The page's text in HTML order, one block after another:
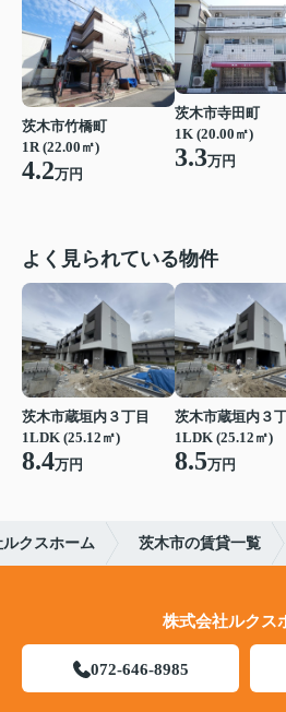
茨木市竹橋町
1R (22.00㎡)
4.2万円
茨木市寺田町
1K (20.00㎡)
3.3万円
よく見られている物件
茨木市蔵垣内３丁目
1LDK (25.12㎡)
8.4万円
茨木市蔵垣内３
1LDK (25.12㎡)
8.5万円
クスホーム 茨木市の賃貸一覧
株式会社ルクス
072-646-8985